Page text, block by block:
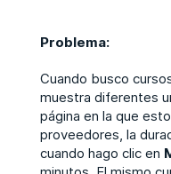
Problema:
Cuando busco
muestra diferentes
página en la que
proveedores, la
cuando hago clic en